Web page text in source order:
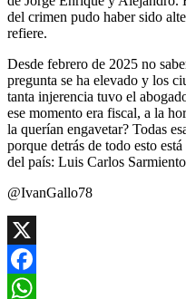
del crimen pudo haber sido
refiere.
Desde febrero de 2025 no
pregunta se ha elevado y los
tanta injerencia tuvo el
ese momento era fiscal, a la
la querían engavetar? Todas
porque detrás de todo esto
del país: Luis Carlos
@IvanGallo78
X
Facebook